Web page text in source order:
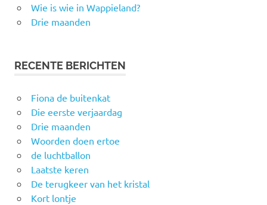
Wie is wie in Wappieland?
Drie maanden
RECENTE BERICHTEN
Fiona de buitenkat
Die eerste verjaardag
Drie maanden
Woorden doen ertoe
de luchtballon
Laatste keren
De terugkeer van het kristal
Kort lontje